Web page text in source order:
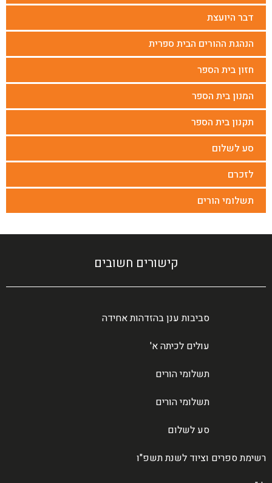
דבר היועצת
הנהגת ההורים הבית ספרית
חזון בית הספר
המנון בית הספר
תקנון בית הספר
סע לשלום
לזכרם
תשלומי הורים
קישורים חשובים
סביבות ענן בהזדהות אחידה
עולים לכיתה א'
תשלומי הורים
תשלומי הורים
סע לשלום
רשימת ספרים וציוד לשנת תשפ"ו